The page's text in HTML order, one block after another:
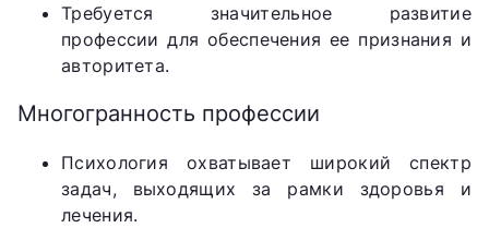
Требуется значительное развитие
профессии для обеспечения ее признания и
авторитета.
Многогранность профессии
Психология охватывает широкий спектр
задач, выходящих за рамки здоровья и
лечения.